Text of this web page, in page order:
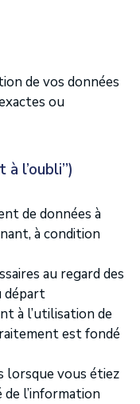
de vos données
ou
l’oubli”)
de données à
à condition
au regard des
départ
à l’utilisation de
est fondé
lorsque vous étiez
de l’information